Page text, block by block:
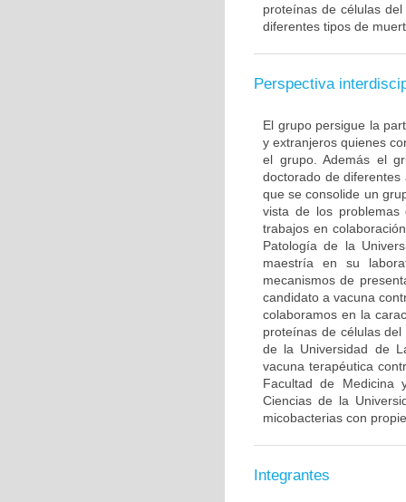
proteínas de células
diferentes tipos de
Perspectiva
El grupo persigue la
y extranjeros quienes
el grupo. Además el
doctorado de
que se consolide un
vista de los problemas
trabajos en
Patología de la
maestría en su
mecanismos de
candidato a vacuna
colaboramos en la
proteínas de células
de la Universidad de
vacuna terapéutica
Facultad de Medicina
Ciencias de la
micobacterias con
Integrantes